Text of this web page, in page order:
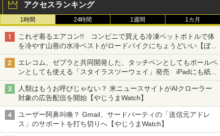
アクセスランキング
1時間 24時間 1週間 1カ月
これぞ着るエアコン!! コンビニで買える冷凍ペットボトルで体
を冷やす山善の水冷ベストがロードバイクにちょうどいい【ぼっ
ち・ざ・ろーど！その14】【空いた時間でなにしてる？】
エレコム、ゼブラと共同開発した、タッチペンとしてもボールペ
ンとしても使える「スタイラスツーウェイ」発売 iPadにも紙に
も、持ち替えずに書き込める
人類はもうお呼びじゃない？ 米ニュースサイトがAIクローラー
対象の広告配信を開始【やじうまWatch】
ユーザー阿鼻叫喚？ Gmail、サードパーティの「送信元アドレ
ス」のサポートを打ち切りへ【やじうまWatch】